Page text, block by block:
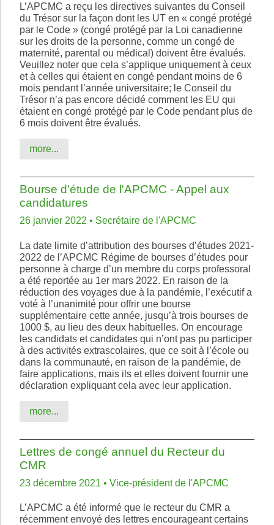
L’APCMC a reçu les directives suivantes du Conseil
du Trésor sur la façon dont les UT en « congé protégé
par le Code » (congé protégé par la Loi canadienne
sur les droits de la personne, comme un congé de
maternité, parental ou médical) doivent être évalués.
Veuillez noter que cela s’applique uniquement à ceux
et à celles qui étaient en congé pendant moins de 6
mois pendant l’année universitaire; le Conseil du
Trésor n’a pas encore décidé comment les EU qui
étaient en congé protégé par le Code pendant plus de
6 mois doivent être évalués.
more...
Bourse d'étude de l'APCMC - Appel aux
candidatures
26 janvier 2022 • Secrétaire de l'APCMC
La date limite d’attribution des bourses d’études 2021-
2022 de l’APCMC Régime de bourses d’études pour
personne à charge d’un membre du corps professoral
a été reportée au 1er mars 2022. En raison de la
réduction des voyages due à la pandémie, l’exécutif a
voté à l’unanimité pour offrir une bourse
supplémentaire cette année, jusqu’à trois bourses de
1000 $, au lieu des deux habituelles. On encourage
les candidats et candidates qui n’ont pas pu participer
à des activités extrascolaires, que ce soit à l’école ou
dans la communauté, en raison de la pandémie, de
faire applications, mais ils et elles doivent fournir une
déclaration expliquant cela avec leur application.
more...
Lettres de congé annuel du Recteur du
CMR
23 décembre 2021 • Vice-président de l'APCMC
L’APCMC a été informé que le recteur du CMR a
récemment envoyé des lettres encourageant certains